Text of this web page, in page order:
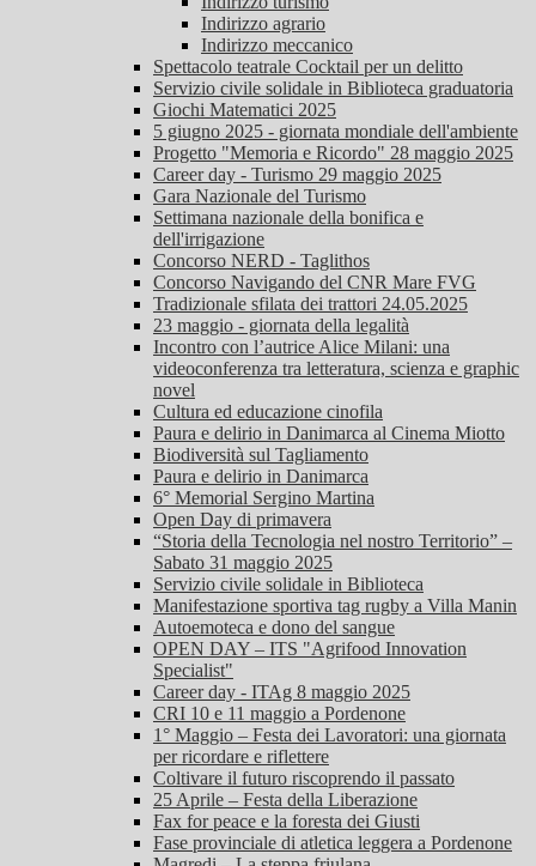
Indirizzo agrario
Indirizzo meccanico
Spettacolo teatrale Cocktail per un delitto
Servizio civile solidale in Biblioteca graduatoria
Giochi Matematici 2025
5 giugno 2025 - giornata mondiale dell'ambiente
Progetto "Memoria e Ricordo" 28 maggio 2025
Career day - Turismo 29 maggio 2025
Gara Nazionale del Turismo
Settimana nazionale della bonifica e
dell'irrigazione
Concorso NERD - Taglithos
Concorso Navigando del CNR Mare FVG
Tradizionale sfilata dei trattori 24.05.2025
23 maggio - giornata della legalità
Incontro con l’autrice Alice Milani: una
videoconferenza tra letteratura, scienza e graphic
novel
Cultura ed educazione cinofila
Paura e delirio in Danimarca al Cinema Miotto
Biodiversità sul Tagliamento
Paura e delirio in Danimarca
6° Memorial Sergino Martina
Open Day di primavera
“Storia della Tecnologia nel nostro Territorio” –
Sabato 31 maggio 2025
Servizio civile solidale in Biblioteca
Manifestazione sportiva tag rugby a Villa Manin
Autoemoteca e dono del sangue
OPEN DAY – ITS "Agrifood Innovation
Specialist"
Career day - ITAg 8 maggio 2025
CRI 10 e 11 maggio a Pordenone
1° Maggio – Festa dei Lavoratori: una giornata
per ricordare e riflettere
Coltivare il futuro riscoprendo il passato
25 Aprile – Festa della Liberazione
Fax for peace e la foresta dei Giusti
Fase provinciale di atletica leggera a Pordenone